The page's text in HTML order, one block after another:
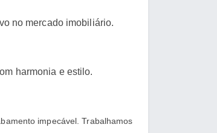
no mercado imobiliário.
harmonia e estilo.
impecável. Trabalhamos